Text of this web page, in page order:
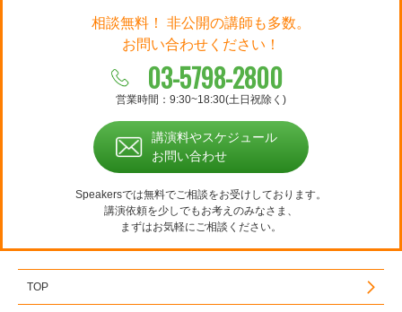
相談無料！ 非公開の講師も多数。
お問い合わせください！
03-5798-2800
営業時間：9:30~18:30(土日祝除く)
講演料やスケジュール
お問い合わせ
Speakersでは無料でご相談をお受けしております。
講演依頼を少しでもお考えのみなさま、
まずはお気軽にご相談ください。
TOP